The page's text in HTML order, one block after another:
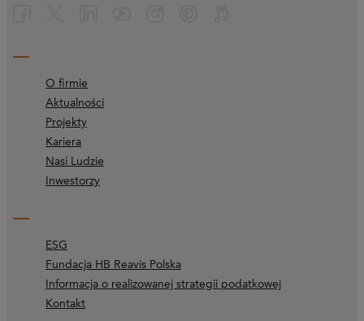
O firmie
Aktualności
Projekty
Kariera
Nasi Ludzie
Inwestorzy
ESG
Fundacja HB Reavis Polska
Informacja o realizowanej strategii podatkowej
Kontakt